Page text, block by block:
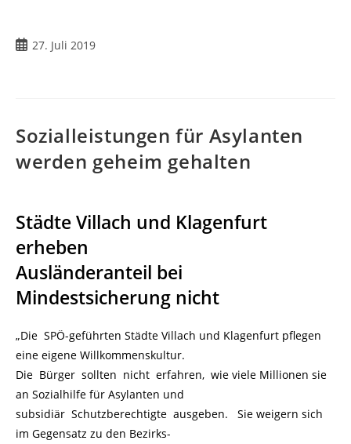
27. Juli 2019
Sozialleistungen für Asylanten
werden geheim gehalten
Städte Villach und Klagenfurt
erheben
Ausländeranteil bei
Mindestsicherung nicht
„Die SPÖ-geführten Städte Villach und Klagenfurt pflegen
eine eigene Willkommenskultur.
Die Bürger sollten nicht erfahren, wie viele Millionen sie
an Sozialhilfe für Asylanten und
subsidiär Schutzberechtigte ausgeben. Sie weigern sich
im Gegensatz zu den Bezirks-